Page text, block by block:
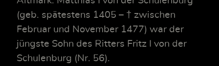
(geb. spätestens 1405 – † zwischen
Februar und November 1477) war der
jüngste Sohn des Ritters Fritz I von der
Schulenburg (Nr. 56).